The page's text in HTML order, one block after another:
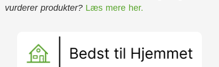
vurderer produkter? Læs mere her.